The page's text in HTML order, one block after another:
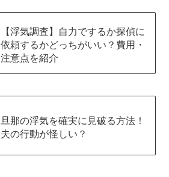
【浮気調査】自力でするか探偵に
依頼するかどっちがいい？費用・
注意点を紹介
旦那の浮気を確実に見破る方法！
夫の行動が怪しい？